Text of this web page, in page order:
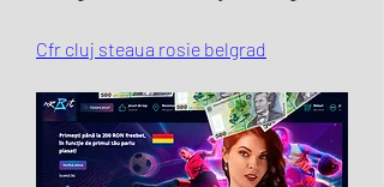
Cfr cluj steaua rosie belgrad